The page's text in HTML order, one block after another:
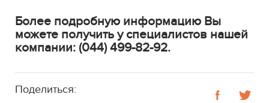
Более подробную информацию Вы
можете получить у специалистов нашей
компании: (044) 499-82-92.
Поделиться: